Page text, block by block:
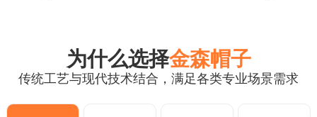
为什么选择金森帽子
传统工艺与现代技术结合，满足各类专业场景需求